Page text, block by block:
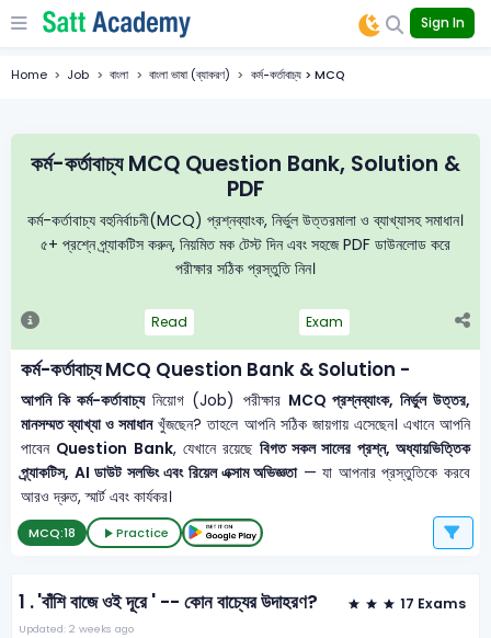
Sign In
Home Job বাংলা বাংলা ভাষা (ব্যাকরণ) কর্ম-কর্তাবাচ্য > MCQ
কর্ম-কর্তাবাচ্য MCQ Question Bank, Solution &
PDF
কর্ম-কর্তাবাচ্য বহুনির্বাচনী(MCQ) প্রশ্নব্যাংক, নির্ভুল উত্তরমালা ও ব্যাখ্যাসহ সমাধান।
৫+ প্রশ্নে প্র্যাকটিস করুন, নিয়মিত মক টেস্ট দিন এবং সহজে PDF ডাউনলোড করে
পরীক্ষার সঠিক প্রস্তুতি নিন।
Read Exam
কর্ম-কর্তাবাচ্য MCQ Question Bank & Solution -
আপনি কি কর্ম-কর্তাবাচ্যনিয়োগ (Job) পরীক্ষার MCQ প্রশ্নব্যাংক, নির্ভুল উত্তর,
মানসম্মত ব্যাখ্যা ও সমাধানখুঁজছেন? তাহলে আপনি সঠিক জায়গায় এসেছেন। এখানে আপনি
পাবেন Question Bank, যেখানে রয়েছে বিগত সকল সালের প্রশ্ন, অধ্যায়ভিত্তিক
প্র্যাকটিস, AI ডাউট সলভিং এবং রিয়েল এক্সাম অভিজ্ঞতা— যা আপনার প্রস্তুতিকে করবে
আরও দ্রুত, স্মার্ট এবং কার্যকর।
MCQ:18 Practice
1 .'বাঁশি বাজে ওই দূরে ' -- কোন বাচ্যের উদাহরণ? 17 Exams
Updated: 2 weeks ago